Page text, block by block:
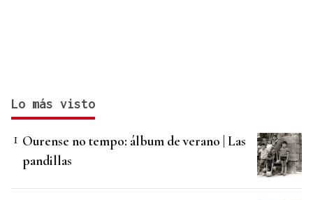
Lo más visto
Ourense no tempo: álbum de verano | Las
pandillas